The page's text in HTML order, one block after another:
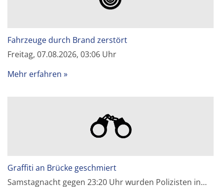
Fahrzeuge durch Brand zerstört
Freitag, 07.08.2026, 03:06 Uhr
Mehr erfahren
Graffiti an Brücke geschmiert
Samstagnacht gegen 23:20 Uhr wurden Polizisten in…